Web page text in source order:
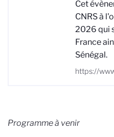
Cet
CNRS à
2026 qui
France
Sénégal.
https://
Programme à venir